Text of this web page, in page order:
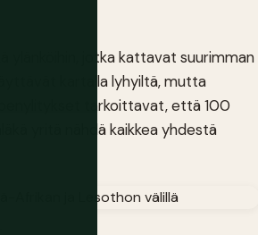
ylänköihin, jotka kattavat suurimman
kartalla lyhyiltä, mutta
tarkoittavat, että 100
yritä nähdä kaikkea yhdestä